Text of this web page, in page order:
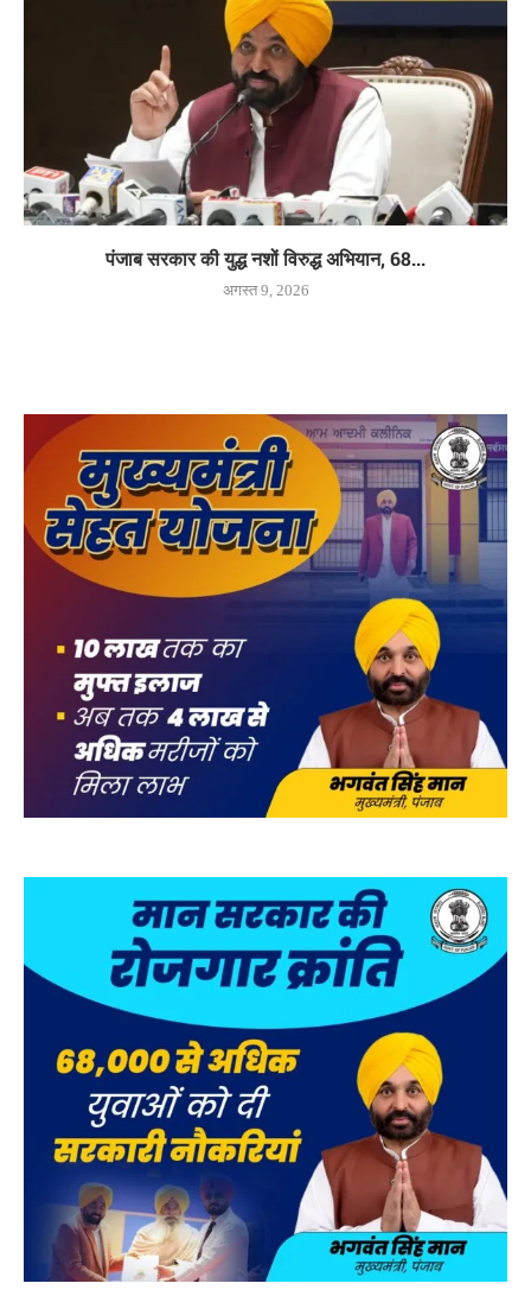
पंजाब सरकार की युद्ध नशों विरुद्ध अभियान, 68...
अगस्त 9, 2026